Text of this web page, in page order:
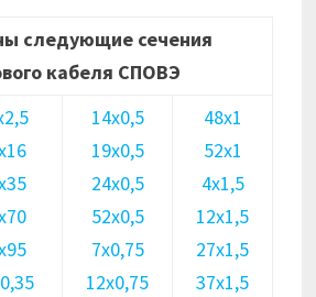
следующие сечения
кабеля СПОВЭ
14х0,5
19х0,5
24х0,5
52х0,5
7х0,75
12х0,75
48х1
52х1
4х1,5
12х1,5
27х1,5
37х1,5